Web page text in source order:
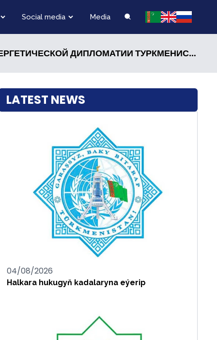
Social media Media
ДИПЛОМАТИИ ТУРКМЕНИСТАНА
LATEST NEWS
04/08/2026
Halkara hukugyň kadalaryna eýerip